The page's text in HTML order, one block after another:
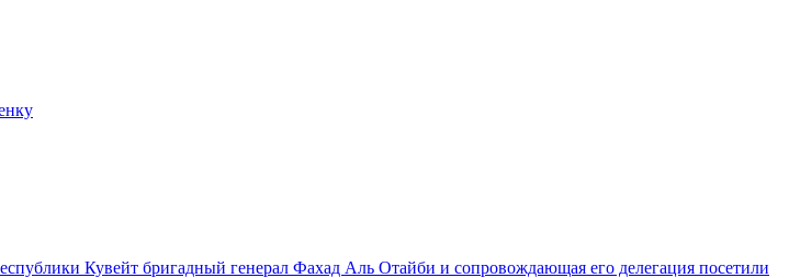
Кувейт бригадный генерал Фахад Аль Отайби и сопровождающая его делегация посетили